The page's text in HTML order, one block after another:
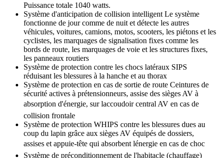
Puissance totale 1040 watts.
Système d'anticipation de collision intelligent Le système
fonctionne de jour comme de nuit et détecte les autres
véhicules, voitures, camions, motos, scooters, les piétons et les
cyclistes, les marquages de signalisation fixes comme les
bords de route, les marquages de voie et les structures fixes,
les panneaux routiers
Système de protection contre les chocs latéraux SIPS
réduisant les blessures à la hanche et au thorax
Système de protection en cas de sortie de route Ceintures de
sécurité actives à prétensionneurs, assise des sièges AV à
absorption d'énergie, sur laccoudoir central AV en cas de
collision frontale
Système de protection WHIPS contre les blessures dues au
coup du lapin grâce aux sièges AV équipés de dossiers,
assises et appuie-tête qui absorbent lénergie en cas de choc
Système de préconditionnement de l'habitacle (chauffage)